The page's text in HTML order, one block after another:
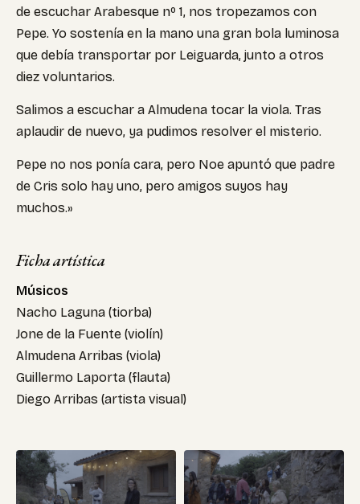
de escuchar Arabesque nº 1, nos tropezamos con
Pepe. Yo sostenía en la mano una gran bola luminosa
que debía transportar por Leiguarda, junto a otros
diez voluntarios.
Salimos a escuchar a Almudena tocar la viola. Tras
aplaudir de nuevo, ya pudimos resolver el misterio.
Pepe no nos ponía cara, pero Noe apuntó que padre
de Cris solo hay uno, pero amigos suyos hay
muchos.»
Ficha artística
Músicos
Nacho Laguna (tiorba)
Jone de la Fuente (violín)
Almudena Arribas (viola)
Guillermo Laporta (flauta)
Diego Arribas (artista visual)